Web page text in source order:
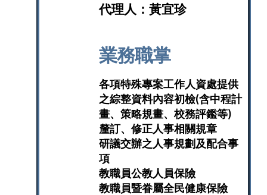
代理人：黃宜珍
業務職掌
各項特殊專案工作人資處提供
之綜整資料內容初檢(含中程計
畫、策略規畫、校務評鑑等)
釐訂、修正人事相關規章
研議交辦之人事規劃及配合事
項
教職員公教人員保險
教職員暨眷屬全民健康保險